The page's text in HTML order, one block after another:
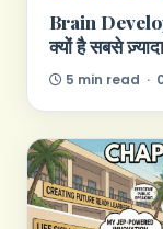
Brain
क्यों है सबसे
5 min read ·